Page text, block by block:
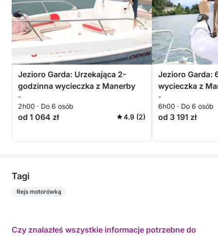
Jezioro Garda: Urzekająca 2-
godzinna wycieczka z Manerby
-
2h00 · Do 6 osób
od 1 064 zł 4.9 (2)
Jezioro Garda:
wycieczka z
niezapomniane
-
6h00 · Do 6 osób
od 3 191 zł
Tagi
Rejs motorówką
Czy znalazłeś wszystkie informacje potrzebne do